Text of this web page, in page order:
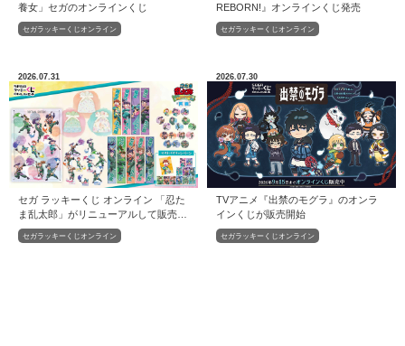
セガラッキーくじオンライン
養女」セガのオンラインくじ
セガラッキーくじオンライン
REBORN!』オンラインくじ発売
2026.07.31
セガラッキーくじオンライン
セガ ラッキーくじ オンライン 「忍た
ま乱太郎」がリニューアルして販売開
始
2026.07.30
セガラッキーくじオンライン
TVアニメ『出禁のモグラ』のオンラ
インくじが販売開始